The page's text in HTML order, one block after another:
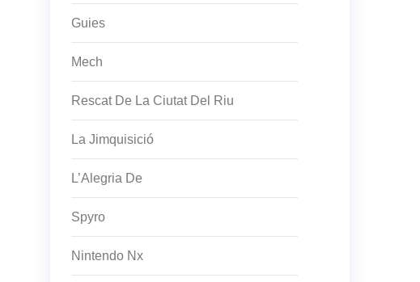
Guies
Mech
Rescat De La Ciutat Del Riu
La Jimquisició
L’Alegria De
Spyro
Nintendo Nx